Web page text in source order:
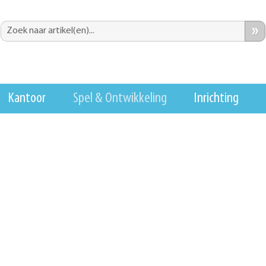
»
Kantoor Spel & Ontwikkeling Inrichting